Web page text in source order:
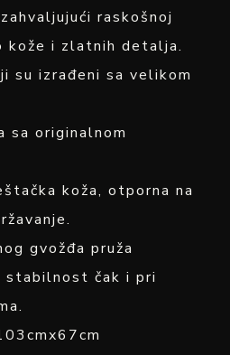
raskošnoj
kože i zlatnih detalja.
su izrađeni sa velikom
sa originalnom
koža, otporna na
gvožđa pruža
stabilnost čak i pri